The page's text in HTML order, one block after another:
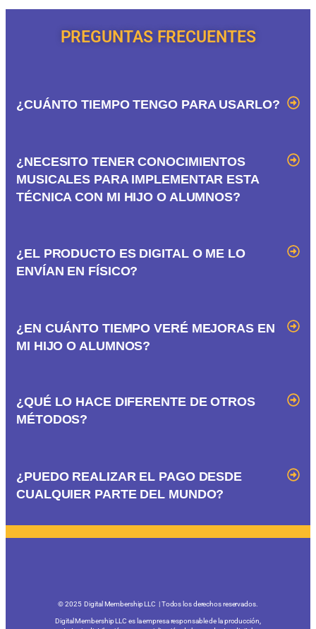
PREGUNTAS FRECUENTES
¿CUÁNTO TIEMPO TENGO PARA USARLO?
¿NECESITO TENER CONOCIMIENTOS
MUSICALES PARA IMPLEMENTAR ESTA
TÉCNICA CON MI HIJO O ALUMNOS?
¿EL PRODUCTO ES DIGITAL O ME LO
ENVÍAN EN FÍSICO?
¿EN CUÁNTO TIEMPO VERÉ MEJORAS EN
MI HIJO O ALUMNOS?
¿QUÉ LO HACE DIFERENTE DE OTROS
MÉTODOS?
¿PUEDO REALIZAR EL PAGO DESDE
CUALQUIER PARTE DEL MUNDO?
© 2025 Digital Membership LLC | Todos los derechos reservados.
Digital Membership LLC es la empresa responsable de la producción,